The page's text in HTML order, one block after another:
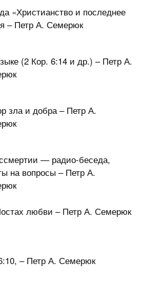
«Христианство и последнее
– Петр А. Семерюк
(2 Кор. 6:14 и др.) – Петр А.
зла и добра – Петр А.
— радио-беседа,
на вопросы – Петр А.
любви – Петр А. Семерюк
– Петр А. Семерюк